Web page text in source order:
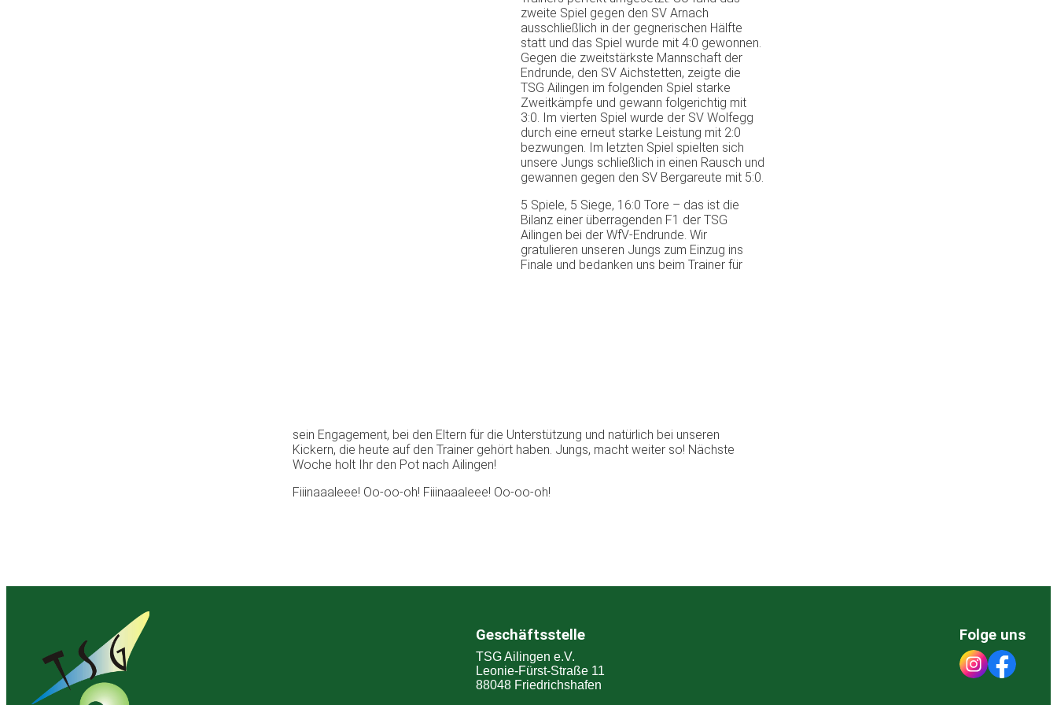
zweite Spiel gegen den SV Arnach
ausschließlich in der gegnerischen Hälfte
statt und das Spiel wurde mit 4:0 gewonnen.
Gegen die zweitstärkste Mannschaft der
Endrunde, den SV Aichstetten, zeigte die
TSG Ailingen im folgenden Spiel starke
Zweitkämpfe und gewann folgerichtig mit
3:0. Im vierten Spiel wurde der SV Wolfegg
durch eine erneut starke Leistung mit 2:0
bezwungen. Im letzten Spiel spielten sich
unsere Jungs schließlich in einen Rausch und
gewannen gegen den SV Bergareute mit 5:0.
5 Spiele, 5 Siege, 16:0 Tore – das ist die
Bilanz einer überragenden F1 der TSG
Ailingen bei der WfV-Endrunde. Wir
gratulieren unseren Jungs zum Einzug ins
Finale und bedanken uns beim Trainer für
sein Engagement, bei den Eltern für die Unterstützung und natürlich bei unseren
Kickern, die heute auf den Trainer gehört haben. Jungs, macht weiter so! Nächste
Woche holt Ihr den Pot nach Ailingen!
Fiiinaaaleee! Oo-oo-oh! Fiiinaaaleee! Oo-oo-oh!
Geschäftsstelle
TSG Ailingen e.V.
Leonie-Fürst-Straße 11
88048 Friedrichshafen
Folge uns